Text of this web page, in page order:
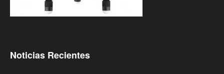
Noticias Recientes